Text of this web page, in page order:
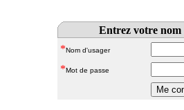
Entrez votre nom
*Nom d'usager
*Mot de passe